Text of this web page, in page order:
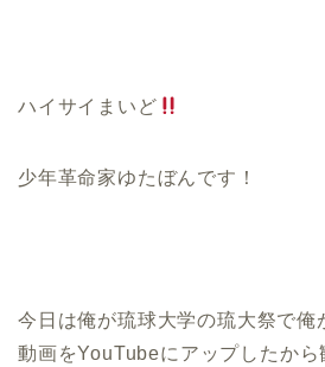
ハイサイまいど
少年革命家ゆたぼんです！
今日は俺が琉球大学の琉大祭で俺
動画をYouTubeにアップしたから